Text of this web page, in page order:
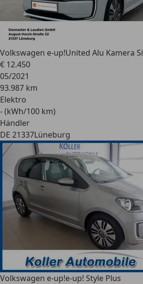
Volkswagen e-up!United Alu Kamera
€ 12.450
05/2021
93.987 km
Elektro
- (kWh/100 km)
Händler
DE 21337Lüneburg
Volkswagen e-up!e-up! Style Plus